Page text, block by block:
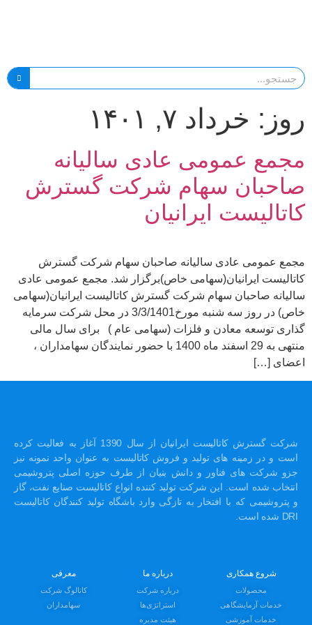
روز: خرداد ۷, ۱۴۰۱
مجمع عمومی عادی سالیانه
صاحبان سهام شرکت گسترش
کاتالیست ایرانیان
مجمع عمومی عادی سالیانه صاحبان سهام شرکت گسترش
کاتالیست ایرانیان(سهامی خاص)برگزار شد. مجمع عمومی عادی
سالیانه صاحبان سهام شرکت گسترش کاتالیست ایرانیان(سهامی
خاص) در روز سه شنبه مورخ3/3/1401 در محل شرکت سرمایه
گذاری توسعه معادن و فلزات (سهامی عام ) برای سال مالی
منتهی به 29 اسفند ماه 1400 با حضور نمایندگان سهامداران ،
اعضای […]
شرکت گسترش کاتالیست ایرانیان از سال 1390 آغاز به فعالیت کرده
است و در زمینه های تولید و فروش کاتالیست به عنوان واحد نمونه نیز
جزو شرکت های فناور و دانش بنیان از طرف حوزه اصلی پتروشیمی
انتخاب شده است. این شرکت تولید کننده انواع کاتالیست صنایع نفت، گاز
و پتروشیمی که با افتخار به تازگی وارد باشگاه تولید کنندگان کاتالیست
DRI شده است.
شروع همکاری
محصولات
خدمات آزمایشگاهی
خدمات آموزشی
درباره ما
درباره شرکت
استراتژی‌ها
هیئت مدیره
معرفی
کاتالوگ شرکت
سهامداران